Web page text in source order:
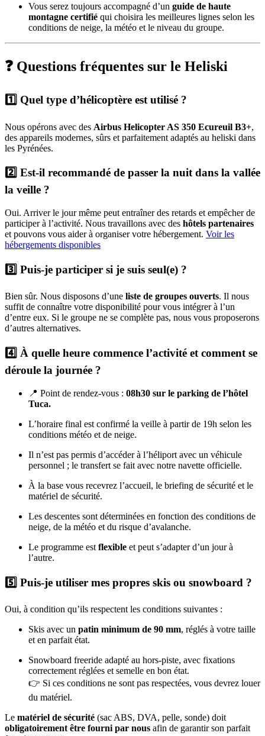
Vous serez toujours accompagné d’un guide de haute
montagne certifié qui choisira les meilleures lignes selon les
conditions de neige, la météo et le niveau du groupe.
❓ Questions fréquentes sur le Heliski
1️⃣ Quel type d’hélicoptère est utilisé ?
Nous opérons avec des Airbus Helicopter AS 350 Ecureuil B3+,
des appareils modernes, sûrs et parfaitement adaptés au heliski dans
les Pyrénées.
2️⃣ Est-il recommandé de passer la nuit dans la vallée
la veille ?
Oui. Arriver le jour même peut entraîner des retards et empêcher de
participer à l’activité. Nous travaillons avec des hôtels partenaires
et pouvons vous aider à organiser votre hébergement. Voir les
hébergements disponibles
3️⃣ Puis-je participer si je suis seul(e) ?
Bien sûr. Nous disposons d’une liste de groupes ouverts. Il nous
suffit de connaître votre disponibilité pour vous intégrer à l’un
d’entre eux. Si le groupe ne se complète pas, nous vous proposerons
d’autres alternatives.
4️⃣ À quelle heure commence l’activité et comment se
déroule la journée ?
📍 Point de rendez-vous : 08h30 sur le parking de l’hôtel
Tuca.
L’horaire final est confirmé la veille à partir de 19h selon les
conditions météo et de neige.
Il n’est pas permis d’accéder à l’héliport avec un véhicule
personnel ; le transfert se fait avec notre navette officielle.
À la base vous recevrez l’accueil, le briefing de sécurité et le
matériel de sécurité.
Les descentes sont déterminées en fonction des conditions de
neige, de la météo et du risque d’avalanche.
Le programme est flexible et peut s’adapter d’un jour à
l’autre.
5️⃣ Puis-je utiliser mes propres skis ou snowboard ?
Oui, à condition qu’ils respectent les conditions suivantes :
Skis avec un patin minimum de 90 mm, réglés à votre taille
et en parfait état.
Snowboard freeride adapté au hors-piste, avec fixations
correctement réglées et semelle en bon état.
👉 Si ces conditions ne sont pas respectées, vous devrez louer
du matériel.
Le matériel de sécurité (sac ABS, DVA, pelle, sonde) doit
obligatoirement être fourni par nous afin de garantir son parfait